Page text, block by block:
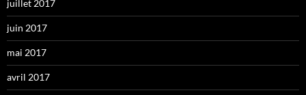
juillet 2017
juin 2017
mai 2017
avril 2017